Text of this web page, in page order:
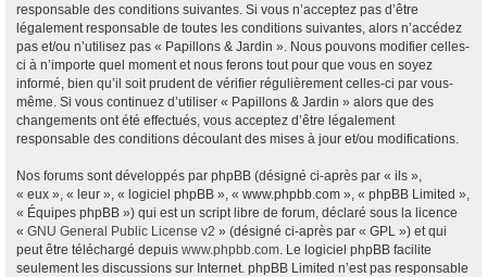
responsable des conditions suivantes. Si vous n’acceptez pas d’être
légalement responsable de toutes les conditions suivantes, alors n’accédez
pas et/ou n’utilisez pas « Papillons & Jardin ». Nous pouvons modifier celles-
ci à n’importe quel moment et nous ferons tout pour que vous en soyez
informé, bien qu’il soit prudent de vérifier régulièrement celles-ci par vous-
même. Si vous continuez d’utiliser « Papillons & Jardin » alors que des
changements ont été effectués, vous acceptez d’être légalement
responsable des conditions découlant des mises à jour et/ou modifications.
Nos forums sont développés par phpBB (désigné ci-après par « ils »,
« eux », « leur », « logiciel phpBB », « www.phpbb.com », « phpBB Limited »,
« Équipes phpBB ») qui est un script libre de forum, déclaré sous la licence
« GNU General Public License v2 » (désigné ci-après par « GPL ») et qui
peut être téléchargé depuis www.phpbb.com. Le logiciel phpBB facilite
seulement les discussions sur Internet. phpBB Limited n’est pas responsable